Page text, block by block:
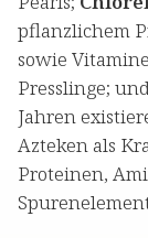
pflanzlichem
sowie
Presslinge;
Jahren
Azteken als
Proteinen,